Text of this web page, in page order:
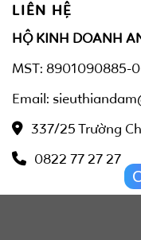
LIÊN HỆ
HỘ KINH DOANH
MST: 8901090885-
Email:
337/25 Trường
0822 77 27 27